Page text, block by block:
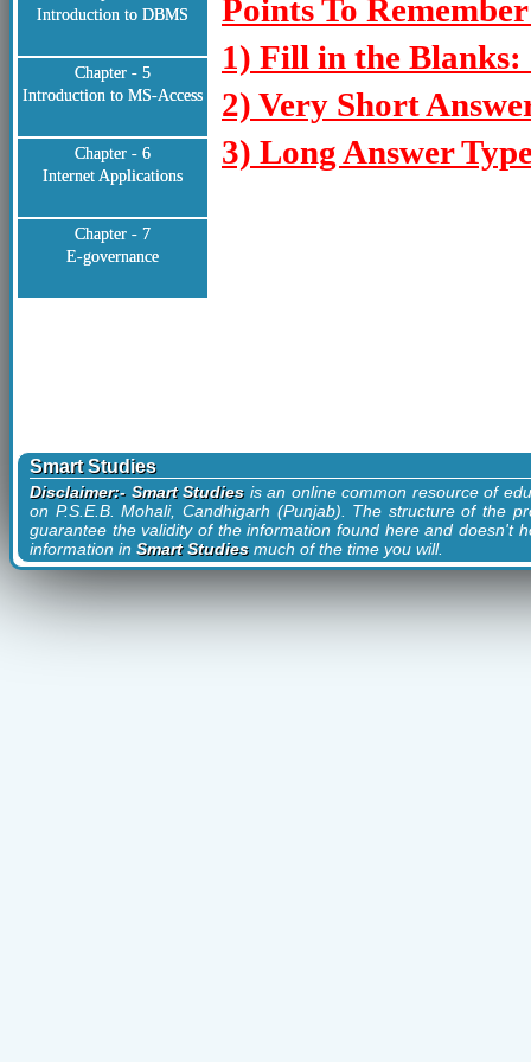
Introduction to DBMS
Chapter - 5
Introduction to MS-Access
Chapter - 6
Internet Applications
Chapter - 7
E-governance
Points To
1) Fill in the Blanks:
2) Very Short
3) Long Answer
Smart Studies
Disclaimer:- Smart Studiesis an online common resource of
on P.S.E.B. Mohali, Candhigarh (Punjab). The structure of the
guarantee the validity of the information found here and doesn't
information in Smart Studiesmuch of the time you will.